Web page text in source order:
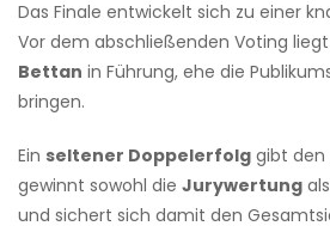
Das Finale entwickelt sich zu einer
Vor dem abschließenden Voting liegt
Bettan in Führung, ehe die
bringen.
Ein seltener Doppelerfolg gibt den
gewinnt sowohl die Jurywertung
und sichert sich damit den